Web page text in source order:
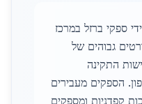
ספקי ברזל במרכז
גבוהים של
התקינה
הספקים מעבירים
קפדניות ומספקים